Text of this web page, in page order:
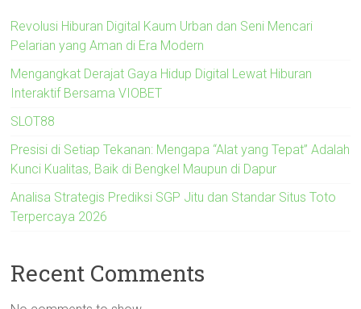
Revolusi Hiburan Digital Kaum Urban dan Seni Mencari
Pelarian yang Aman di Era Modern
Mengangkat Derajat Gaya Hidup Digital Lewat Hiburan
Interaktif Bersama VIOBET
SLOT88
Presisi di Setiap Tekanan: Mengapa “Alat yang Tepat” Adalah
Kunci Kualitas, Baik di Bengkel Maupun di Dapur
Analisa Strategis Prediksi SGP Jitu dan Standar Situs Toto
Terpercaya 2026
Recent Comments